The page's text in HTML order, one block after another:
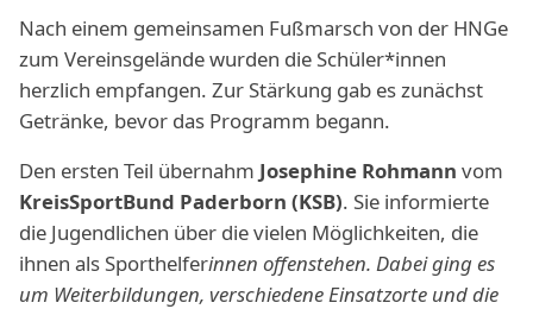
Nach einem gemeinsamen Fußmarsch von der HNGe
zum Vereinsgelände wurden die Schüler*innen
herzlich empfangen. Zur Stärkung gab es zunächst
Getränke, bevor das Programm begann.
Den ersten Teil übernahm Josephine Rohmann vom
KreisSportBund Paderborn (KSB). Sie informierte
die Jugendlichen über die vielen Möglichkeiten, die
ihnen als Sporthelferinnen offenstehen. Dabei ging es
um Weiterbildungen, verschiedene Einsatzorte und die